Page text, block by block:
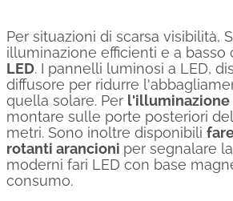
Per situazioni di scarsa visibilità,
illuminazione efficienti e a
LED. I pannelli luminosi a LED,
diffusore per ridurre
quella solare. Per l'illuminazione
montare sulle porte posteriori
metri. Sono inoltre disponibili
rotanti arancioni per segnalare
moderni fari LED con base
consumo.